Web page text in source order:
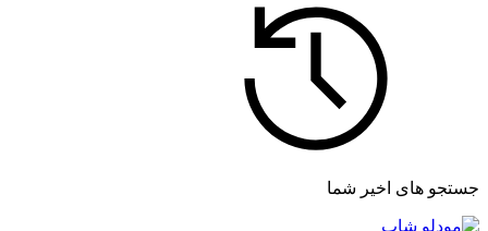
جستجو های اخیر شما